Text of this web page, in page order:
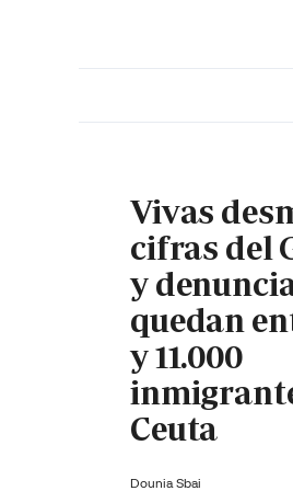
Vivas
cifras del
y
quedan
y 11.000
Ceuta
Dounia Sbai